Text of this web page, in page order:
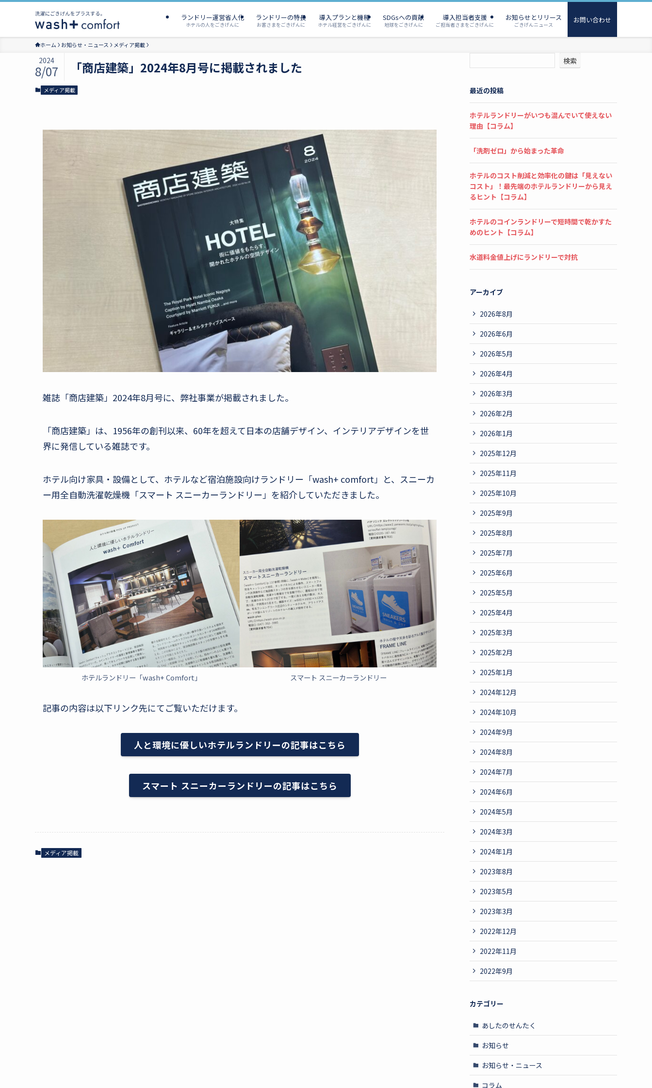
ランドリー運営省人化
ホテルの人をごきげんに
ランドリーの特長
お客さまをごきげんに
導入プランと機種
ホテル経営をごきげんに
SDGsへの貢献
地球をごきげんに
導入担当者支援
ご担当者さまをごきげんに
お知らせとリリース
ごきげんニュース
お問い合わせ
ホーム お知らせ・ニュース メディア掲載
「商店建築」2024年8月号に掲載されました
2024
8/07
メディア掲載
雑誌「商店建築」2024年8月号に、弊社事業が掲載されました。
「商店建築」は、1956年の創刊以来、60年を超えて日本の店舗デザイン、インテリアデザインを世
界に発信している雑誌です。
ホテル向け家具・設備として、ホテルなど宿泊施設向けランドリー「wash+ comfort」と、スニーカ
ー用全自動洗濯乾燥機「スマート スニーカーランドリー」を紹介していただきました。
ホテルランドリー「wash+ Comfort」 スマート スニーカーランドリー
記事の内容は以下リンク先にてご覧いただけます。
人と環境に優しいホテルランドリーの記事はこちら
スマート スニーカーランドリーの記事はこちら
メディア掲載
検索
最近の投稿
ホテルランドリーがいつも混んでいて使えない
理由【コラム】
「洗剤ゼロ」から始まった革命
ホテルのコスト削減と効率化の鍵は「見えない
コスト」！最先端のホテルランドリーから見え
るヒント【コラム】
ホテルのコインランドリーで短時間で乾かすた
めのヒント【コラム】
水道料金値上げにランドリーで対抗
アーカイブ
2026年8月
2026年6月
2026年5月
2026年4月
2026年3月
2026年2月
2026年1月
2025年12月
2025年11月
2025年10月
2025年9月
2025年8月
2025年7月
2025年6月
2025年5月
2025年4月
2025年3月
2025年2月
2025年1月
2024年12月
2024年10月
2024年9月
2024年8月
2024年7月
2024年6月
2024年5月
2024年3月
2024年1月
2023年8月
2023年5月
2023年3月
2022年12月
2022年11月
2022年9月
カテゴリー
あしたのせんたく
お知らせ
お知らせ・ニュース
コラム